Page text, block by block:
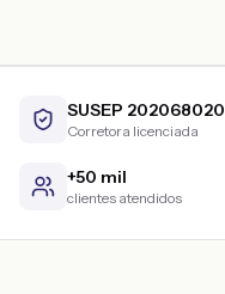
SUSEP 202068020
Corretora licenciada
+50 mil
clientes atendidos